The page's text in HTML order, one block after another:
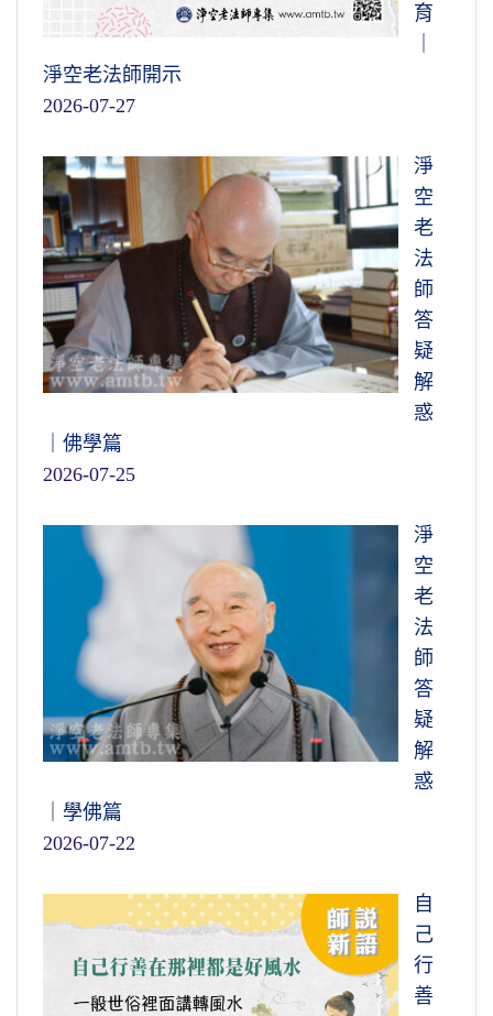
育
淨空老法師開示
2026-07-27
淨
空
老
法
師
答
疑
解
惑
｜佛學篇
2026-07-25
淨
空
老
法
師
答
疑
解
惑
｜學佛篇
2026-07-22
自
己
行
善